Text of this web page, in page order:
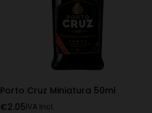
Porto Cruz Miniatura 50ml
€2.05IVA Incl.